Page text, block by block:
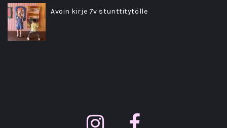
Avoin kirje 7v stunttitytölle